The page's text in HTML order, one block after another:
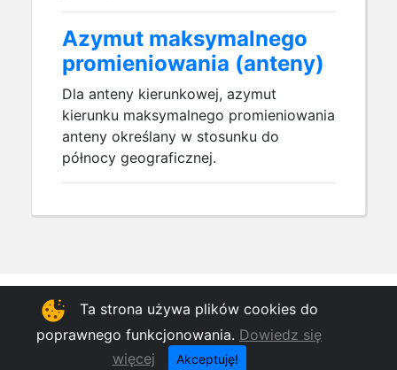
Ta strona używa plików cookies do
poprawnego funkcjonowania. Dowiedz się
więcej
Akceptuję!
Azymut maksymalnego
promieniowania (anteny)
Dla anteny kierunkowej, azymut
kierunku maksymalnego promieniowania
anteny określany w stosunku do
północy geograficznej.
© 2012-2026 Version: 2.0.6.0 CopyrightInstytut Łączności - Państwowy Instytut
Badawczy
App icon byicons8